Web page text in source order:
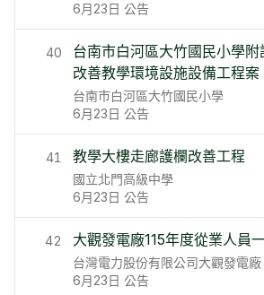
6月23日 公告
40
台南市白河區大竹國民小學附
改善教學環境設施設備工程案
台南市白河區大竹國民小學
6月23日 公告
41 教學大樓走廊護欄改善工程
國立北門高級中學
6月23日 公告
42 大觀發電廠115年度從業人員
台灣電力股份有限公司大觀發電廠
6月23日 公告